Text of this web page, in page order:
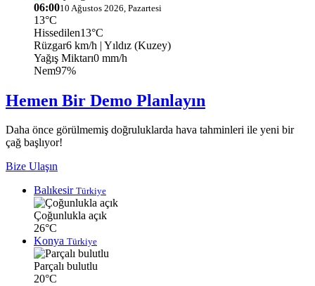
06:0010 Ağustos 2026, Pazartesi
13°C
Hissedilen13°C
Rüzgar6 km/h | Yıldız (Kuzey)
Yağış Miktarı0 mm/h
Nem97%
Hemen Bir Demo Planlayın
Daha önce görülmemiş doğruluklarda hava tahminleri ile yeni bir
çağ başlıyor!
Bize Ulaşın
Balıkesir Türkiye
Çoğunlukla açık
26°C
Konya Türkiye
Parçalı bulutlu
20°C